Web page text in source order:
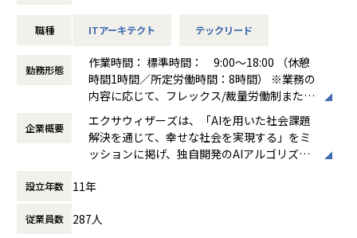
2024年のインド進出を皮切りに、現在は韓国・台湾でも「Fi
企業成長の源泉であるソフトウェア開発において日本発のイ
ノベーションを増やし、世界市場で競争力を持つ日本のIT企
業を1社でも多く生み出すことを目指し、
まずは当社がグローバルマーケットで通用する企業になるこ
とを企図しています。
会社の規定に準ずる
■会社概要
私たちファインディは、「挑戦するエンジニアのプラットフ
ォームをつくる。」というビジョンのもと、ITエンジニア領
域における個人と組織、双方の課題解決に取り組んできまし
現在は、
・IT/Webエンジニア向け転職サービス「Findy」（https://fi
・ハイスキルなフリーランスエンジニア紹介サービス「Find
・経営と開発現場をつなぐAI戦略支援SaaS「Findy Team+」
画・設計・実装・拡張までを一貫して担います。
解決するプロフェッショナルを求めています。
さらに、顧客と企画したプロダクト・サービスの自社プロダ
クト化などにも取り組むことが可能です。
・exaBase Studioを用いたAIソリューションの設計・実装・
ン開発
・ジュニア・ミドルエンジニアの技術メンタリング
職種 ITアーキテクト テックリード
勤務形態
作業時間： 標準時間： 9:00～18:00 （休憩
時間1時間／所定労働時間：8時間） ※業務の
内容に応じて、フレックス/裁量労働制または
管理監督者としての勤務形態を適応 【フレッ
クス制】 フレキシブルタイム：なし コアタイ
ム：10:00～16:00 標準労働時間：8時間 【専
門業務型裁量労働制】 標準時間：9:00-19:00
（上記はみなし労働時間のため、開始と終わ
りはいつでもOK） ※ご自身の最もパフォー
マンスが上がる時間で仕事をしてください。
働き方：
企業概要
エクサウィザーズは、「AIを用いた社会課題
解決を通じて、幸せな社会を実現する」をミ
ッションに掲げ、独自開発のAIアルゴリズム
わせたAIサービスを顧客及び事業提携先に開
会課題の解決を図っております。
設立年数 11年
従業員数 287人